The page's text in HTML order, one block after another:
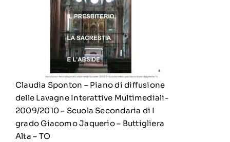
Claudia Sponton – Piano di diffusione
delle Lavagne Interattive Multimediali-
2009/2010 – Scuola Secondaria di I
grado Giacomo Jaquerio – Buttigliera
Alta – TO